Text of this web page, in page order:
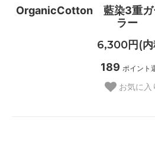
OrganicCotton 藍染3重ガ
ラー
6,300円(内
189 ポイント
お気に入